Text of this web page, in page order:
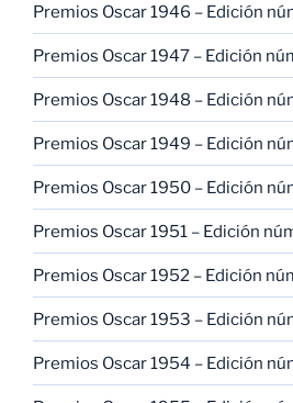
Premios Oscar 1946 – Edición
Premios Oscar 1947 – Edición
Premios Oscar 1948 – Edición
Premios Oscar 1949 – Edición
Premios Oscar 1950 – Edición
Premios Oscar 1951 – Edición
Premios Oscar 1952 – Edición
Premios Oscar 1953 – Edición
Premios Oscar 1954 – Edición